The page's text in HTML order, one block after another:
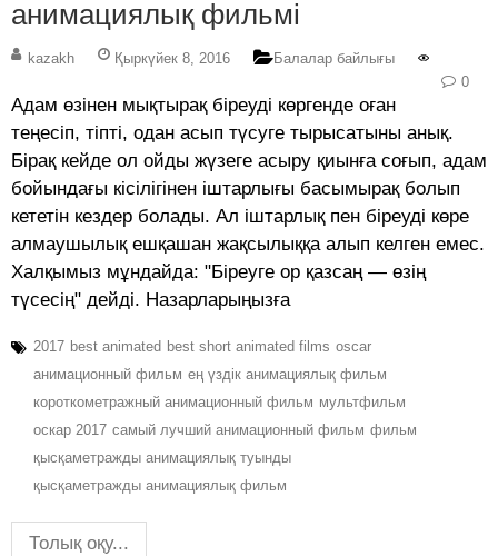
анимациялық фильмі
kazakh Қыркүйек 8, 2016
Балалар байлығы
0
Адам өзінен мықтырақ біреуді көргенде оған
теңесіп, тіпті, одан асып түсуге тырысатыны анық.
Бірақ кейде ол ойды жүзеге асыру қиынға соғып, адам
бойындағы кісілігінен іштарлығы басымырақ болып
кететін кездер болады. Ал іштарлық пен біреуді көре
алмаушылық ешқашан жақсылыққа алып келген емес.
Халқымыз мұндайда: "Біреуге ор қазсаң — өзің
түсесің" дейді. Назарларыңызға
2017 best animated best short animated films oscar
анимационный фильм ең үздік анимациялық фильм
короткометражный анимационный фильм мультфильм
оскар 2017 самый лучший анимационный фильм фильм
қысқаметражды анимациялық туынды
қысқаметражды анимациялық фильм
Толық оқу...